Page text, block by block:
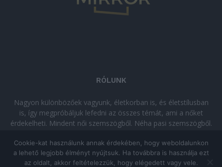
RÓLUNK
Nagyon különbözőek vagyunk, életkorban is, és életstílusban
is, így megpróbáljuk lefedni az összes témát, ami a nőket
érdekelheti. Mindent női szemszögből. Néha pasi szemszögből.
kikapcsolódásra vágysz!
Cookie-kat használunk annak érdekében, hogy weboldalunkon
a lehető legjobb élményt nyújtsuk. Ha továbbra is használja ezt
az oldalt, akkor feltételezzük, hogy elégedett vagy vele.